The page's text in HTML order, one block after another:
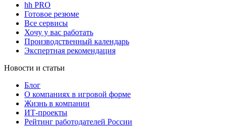
hh PRO
Готовое резюме
Все сервисы
Хочу у вас работать
Производственный календарь
Экспертная рекомендация
Новости и статьи
Блог
О компаниях в игровой форме
Жизнь в компании
ИТ-проекты
Рейтинг работодателей России